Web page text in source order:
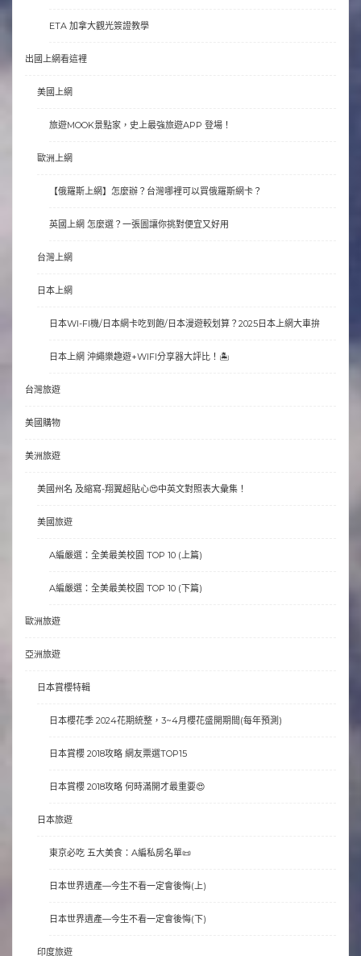
ETA 加拿大觀光簽證教學
出國上網看這裡
美國上網
旅遊MOOK景點家，史上最強旅遊APP 登場！
歐洲上網
【俄羅斯上網】怎麼辦？台灣哪裡可以買俄羅斯網卡？
英國上網 怎麼選？一張圖讓你挑對便宜又好用
台灣上網
日本上網
日本WI-FI機/日本網卡吃到飽/日本漫遊較划算？2025日本上網大車拚
日本上網 沖繩樂趣遊+WIFI分享器大評比！🏝
台灣旅遊
美國購物
美洲旅遊
美國州名 及縮寫-翔翼超貼心😍中英文對照表大彙集！
美國旅遊
A編嚴選：全美最美校園 TOP 10 (上篇)
A編嚴選：全美最美校園 TOP 10 (下篇)
歐洲旅遊
亞洲旅遊
日本賞櫻特輯
日本櫻花季 2024花期統整，3~4月櫻花盛開期間(每年預測)
日本賞櫻 2018攻略 網友票選TOP15
日本賞櫻 2018攻略 何時滿開才最重要😍
日本旅遊
東京必吃 五大美食：A編私房名單📜
日本世界遺產—今生不看一定會後悔(上)
日本世界遺產—今生不看一定會後悔(下)
印度旅遊